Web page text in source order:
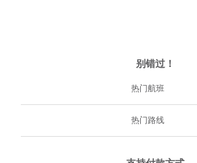
别错过！
热门航班
热门路线